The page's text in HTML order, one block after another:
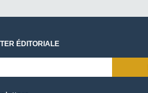
ÉDITORIALE